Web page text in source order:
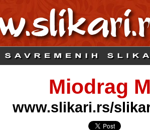
Miodrag
www.slikari.rs/